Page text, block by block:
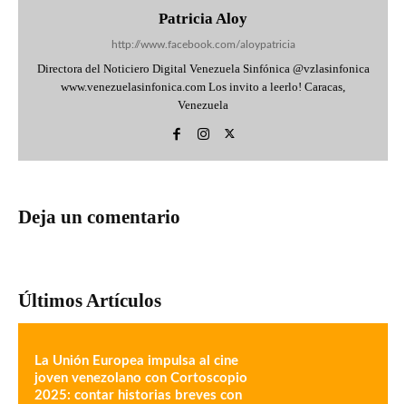
Patricia Aloy
http://www.facebook.com/aloypatricia
Directora del Noticiero Digital Venezuela Sinfónica @vzlasinfonica
www.venezuelasinfonica.com Los invito a leerlo! Caracas,
Venezuela
Deja un comentario
Últimos Artículos
La Unión Europea impulsa al cine
joven venezolano con Cortoscopio
2025: contar historias breves con